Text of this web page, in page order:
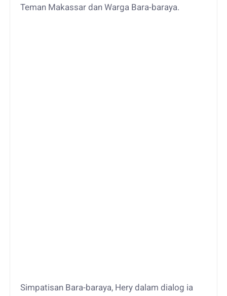
Teman Makassar dan Warga Bara-baraya.
Simpatisan Bara-baraya, Hery dalam dialog ia